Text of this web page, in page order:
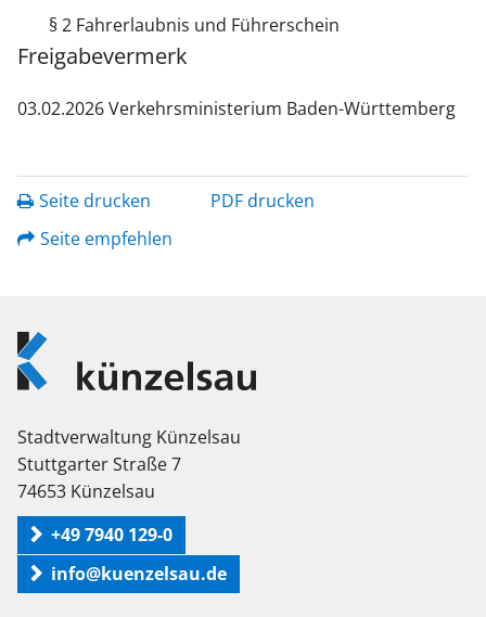
§ 2 Fahrerlaubnis und Führerschein
Freigabevermerk
03.02.2026 Verkehrsministerium Baden-Württemberg
Seite drucken
PDF drucken
Seite empfehlen
Logo
Künzelsau
Stadtverwaltung Künzelsau
Stuttgarter Straße 7
74653 Künzelsau
+49 7940 129-0
info@kuenzelsau.de